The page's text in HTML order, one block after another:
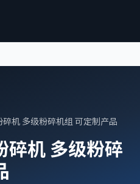
机 多级粉碎机组 可定制产品
碎机 多级粉碎